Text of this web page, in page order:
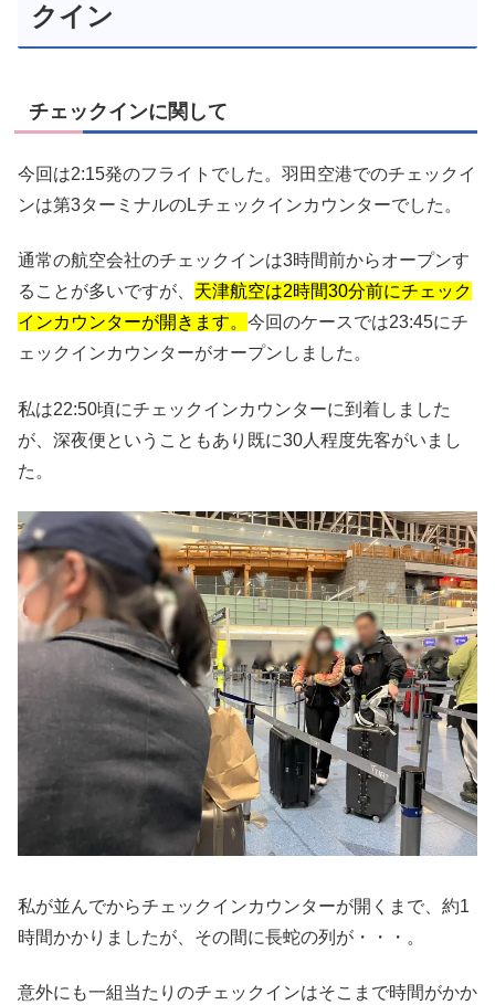
クイン
チェックインに関して
今回は2:15発のフライトでした。羽田空港でのチェックイ
ンは第3ターミナルのLチェックインカウンターでした。
通常の航空会社のチェックインは3時間前からオープンす
ることが多いですが、 天津航空は2時間30分前にチェック
インカウンターが開きます。 今回のケースでは23:45にチ
ェックインカウンターがオープンしました。
私は22:50頃にチェックインカウンターに到着しました
が、深夜便ということもあり既に30人程度先客がいまし
た。
私が並んでからチェックインカウンターが開くまで、約1
時間かかりましたが、その間に長蛇の列が・・・。
意外にも一組当たりのチェックインはそこまで時間がかか